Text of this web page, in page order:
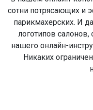
сотни потрясающих и
парикмахерских. И
логотипов
нашего онлайн-
Никаких